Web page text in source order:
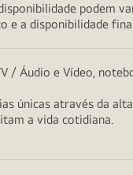
podem
e a disponibilidade
/ Áudio e Vídeo,
únicas através da
a vida cotidiana.